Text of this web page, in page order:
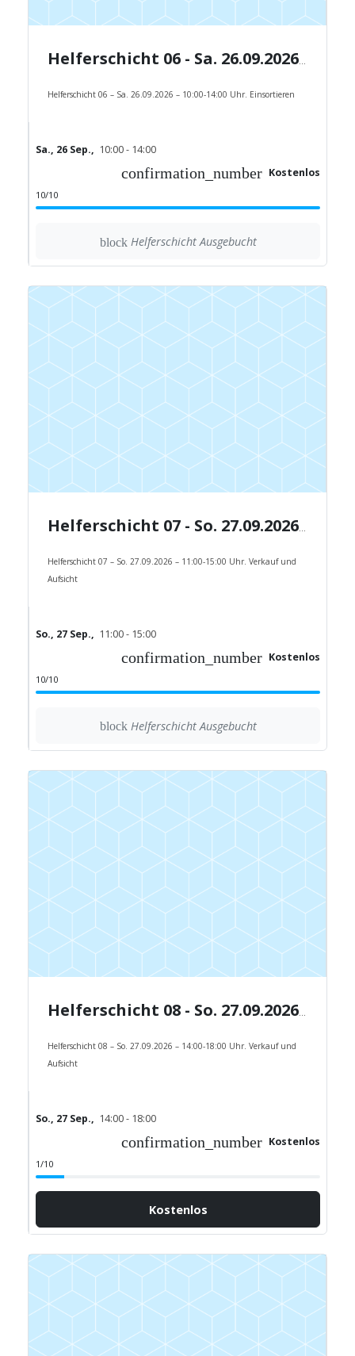
Helferschicht 06 – Sa. 26.09.2026 – 10:00-14:00 Uhr. Einsortieren
Sa., 26 Sep., 10:00 - 14:00
confirmation_number Kostenlos
10/10
block Helferschicht Ausgebucht
Helferschicht 07 – So. 27.09.2026 – 11:00-15:00 Uhr. Verkauf und
Aufsicht
So., 27 Sep., 11:00 - 15:00
confirmation_number Kostenlos
10/10
block Helferschicht Ausgebucht
Helferschicht 08 – So. 27.09.2026 – 14:00-18:00 Uhr. Verkauf und
Aufsicht
So., 27 Sep., 14:00 - 18:00
confirmation_number Kostenlos
1/10
Kostenlos